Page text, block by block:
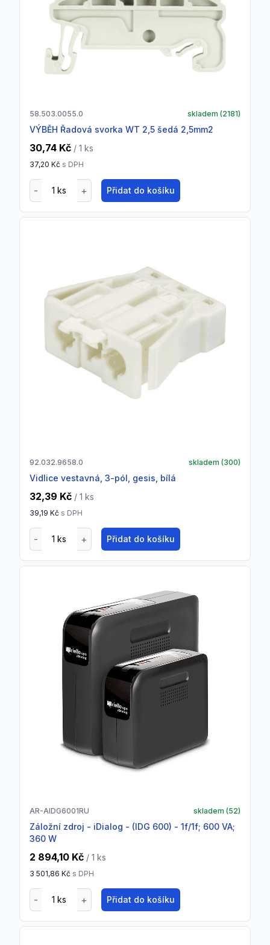
58.503.0055.0 skladem (2181)
VÝBĚH Řadová svorka WT 2,5 šedá 2,5mm2
30,74 Kč / 1 ks
37,20 Kč s DPH
Přidat do košíku
92.032.9658.0 skladem (300)
vidlice vestavná, 3-pól, gesis, bílá
32,39 Kč / 1 ks
39,19 Kč s DPH
Přidat do košíku
AR-AIDG6001RU skladem (52)
Záložní zdroj - iDialog - (IDG 600) - 1f/1f; 600 VA;
360 W
2 894,10 Kč / 1 ks
3 501,86 Kč s DPH
Přidat do košíku